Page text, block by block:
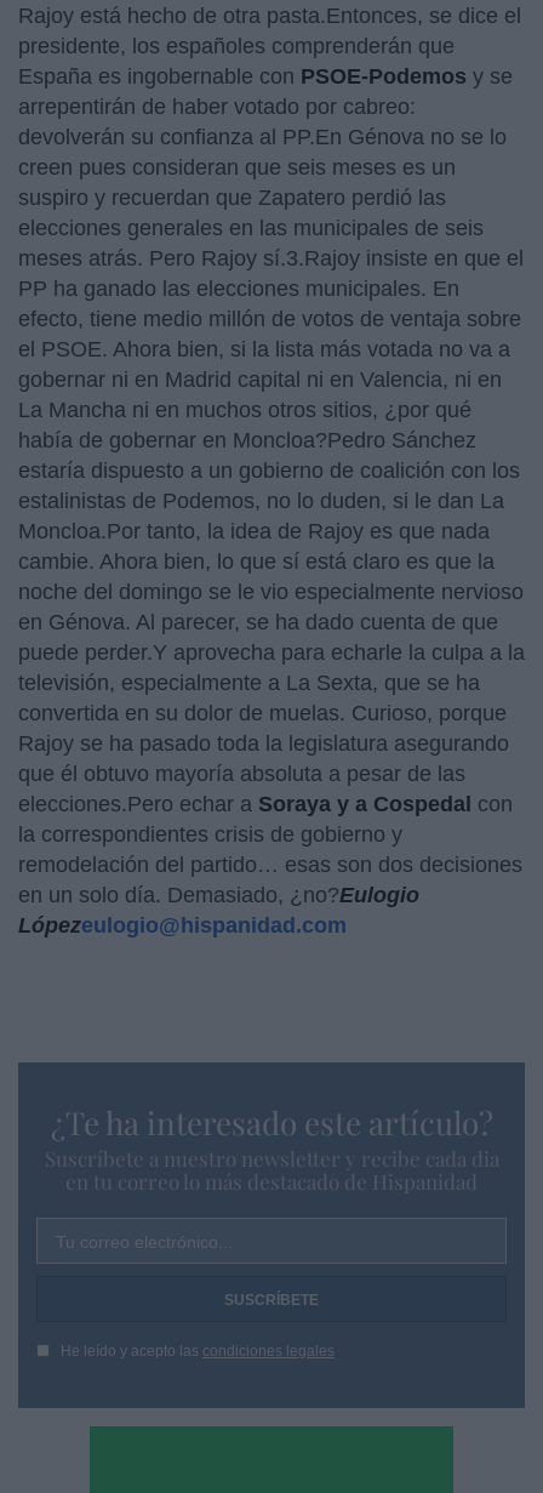
Rajoy está hecho de otra pasta.Entonces, se dice el
presidente, los españoles comprenderán que
España es ingobernable con PSOE-Podemos y se
arrepentirán de haber votado por cabreo:
devolverán su confianza al PP.En Génova no se lo
creen pues consideran que seis meses es un
suspiro y recuerdan que Zapatero perdió las
elecciones generales en las municipales de seis
meses atrás. Pero Rajoy sí.3.Rajoy insiste en que el
PP ha ganado las elecciones municipales. En
efecto, tiene medio millón de votos de ventaja sobre
el PSOE. Ahora bien, si la lista más votada no va a
gobernar ni en Madrid capital ni en Valencia, ni en
La Mancha ni en muchos otros sitios, ¿por qué
había de gobernar en Moncloa?Pedro Sánchez
estaría dispuesto a un gobierno de coalición con los
estalinistas de Podemos, no lo duden, si le dan La
Moncloa.Por tanto, la idea de Rajoy es que nada
cambie. Ahora bien, lo que sí está claro es que la
noche del domingo se le vio especialmente nervioso
en Génova. Al parecer, se ha dado cuenta de que
puede perder.Y aprovecha para echarle la culpa a la
televisión, especialmente a La Sexta, que se ha
convertida en su dolor de muelas. Curioso, porque
Rajoy se ha pasado toda la legislatura asegurando
que él obtuvo mayoría absoluta a pesar de las
elecciones.Pero echar a Soraya y a Cospedal con
la correspondientes crisis de gobierno y
remodelación del partido… esas son dos decisiones
en un solo día. Demasiado, ¿no?Eulogio
Lópezeulogio@hispanidad.com
¿Te ha interesado este artículo?
Suscríbete a nuestro newsletter y recibe cada dia
en tu correo lo más destacado de Hispanidad
Tu correo electrónico...
He leído y acepto las condiciones legales